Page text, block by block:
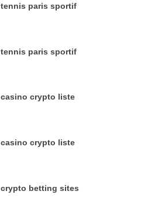
tennis paris sportif
tennis paris sportif
casino crypto liste
casino crypto liste
crypto betting sites